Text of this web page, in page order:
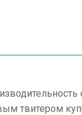
твитером